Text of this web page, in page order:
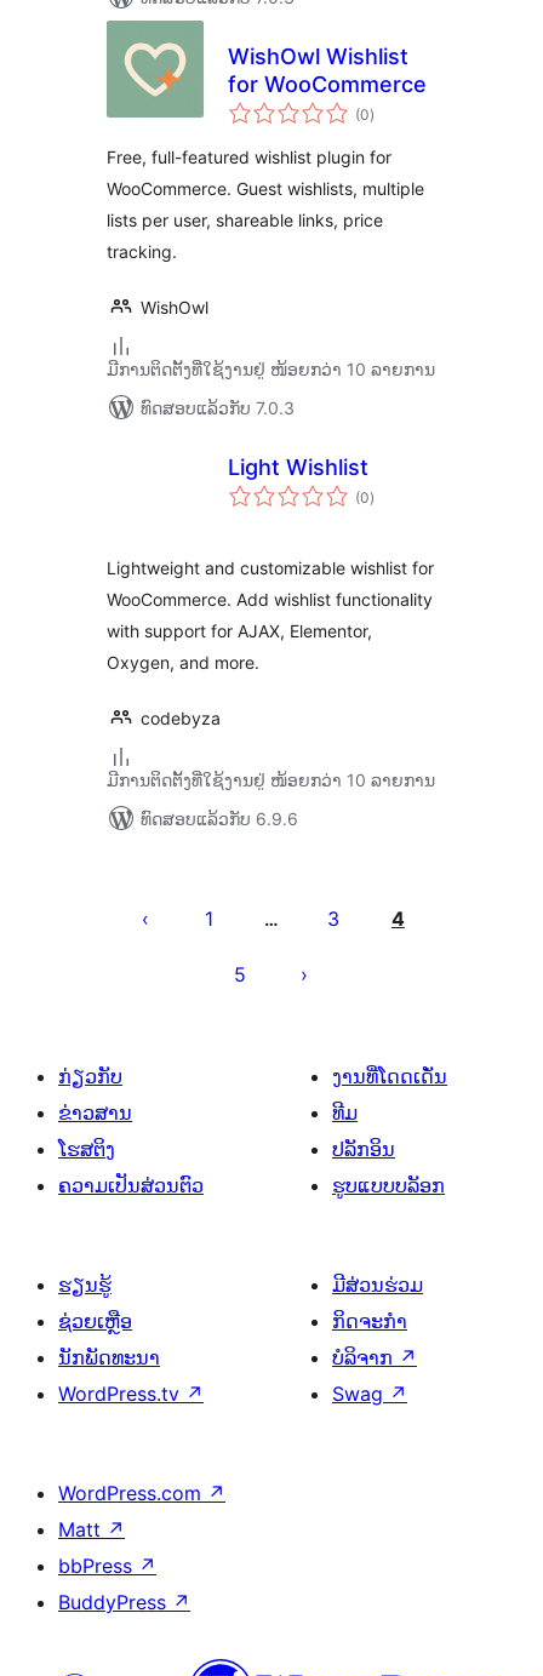
WishOwl Wishlist
for WooCommerce
(0ຄະແນນ
ທັງໝົດ
)
Free, full-featured wishlist plugin for
WooCommerce. Guest wishlists, multiple
lists per user, shareable links, price
tracking.
WishOwl
ມີການຕິດຕັ້ງທີ່ໃຊ້ງານຢູ່ ໜ້ອຍກວ່າ 10 ລາຍການ
ທົດສອບແລ້ວກັບ 7.0.3
Light Wishlist
(0ຄະແນນ
ທັງໝົດ
)
Lightweight and customizable wishlist for
WooCommerce. Add wishlist functionality
with support for AJAX, Elementor,
Oxygen, and more.
codebyza
ມີການຕິດຕັ້ງທີ່ໃຊ້ງານຢູ່ ໜ້ອຍກວ່າ 10 ລາຍການ
ທົດສອບແລ້ວກັບ 6.9.6
ແບ່ງ
1 … 3 4
5
ກ່ຽວກັບ
ຂ່າວສານ
ໂຮສຕິງ
ຄວາມເປັນສ່ວນຕົວ
ງານທີ່ໂດດເດັ່ນ
ທີມ
ປລັກອິນ
ຮູບແບບບລັອກ
ຮຽນຮູ້
ຊ່ວຍເຫຼືອ
ນັກພັດທະນາ
WordPress.tv ↗
ມີສ່ວນຮ່ວມ
ກິດຈະກຳ
ບໍລິຈາກ ↗
Swag ↗
WordPress.com ↗
Matt ↗
bbPress ↗
BuddyPress ↗